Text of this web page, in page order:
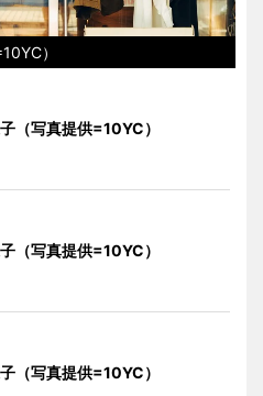
）
（写真提供=10YC）
（写真提供=10YC）
（写真提供=10YC）